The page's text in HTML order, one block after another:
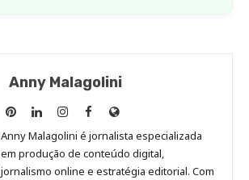
Anny Malagolini
Anny
Malagolini
no
Pinterest
Anny
Malagolini
no
LinkedIn
Anny
Malagolini
no
Instagram
Anny
Malagolini
no
Facebook
Site
de
Anny
Malagolini
Anny Malagolini é jornalista especializada
em produção de conteúdo digital,
jornalismo online e estratégia editorial. Com